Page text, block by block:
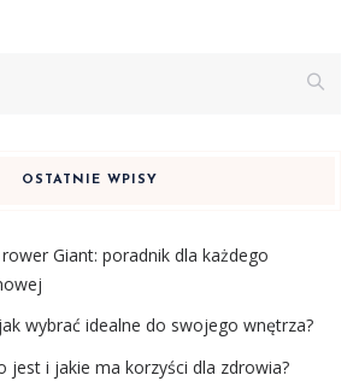
OSTATNIE WPISY
Giant: poradnik dla każdego
wybrać idealne do swojego wnętrza?
jest i jakie ma korzyści dla zdrowia?